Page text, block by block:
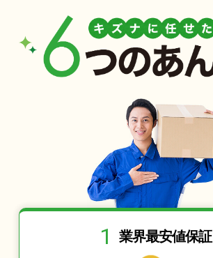
1 業界最安値保証